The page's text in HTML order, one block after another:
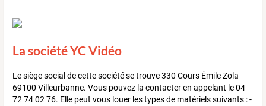
La société YC Vidéo
Le siège social de cette société se trouve 330 Cours Émile Zola
69100 Villeurbanne. Vous pouvez la contacter en appelant le 04
72 74 02 76. Elle peut vous louer les types de matériels suivants : -